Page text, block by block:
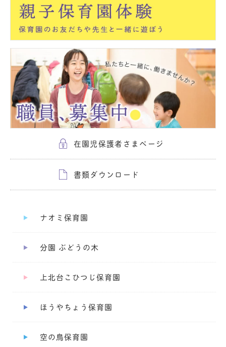
在園児保護者さまページ
書類ダウンロード
ナオミ保育園
分園 ぶどうの木
上北台こひつじ保育園
ほうやちょう保育園
空の鳥保育園